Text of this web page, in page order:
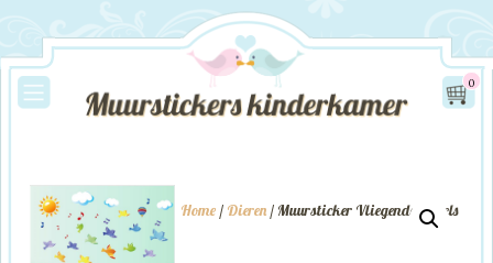
0
Home / Dieren / Muursticker Vliegende Vogels